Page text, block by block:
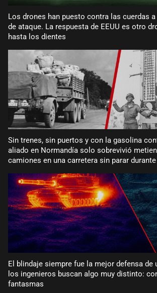
Los drones han puesto contra las cuerdas
de ataque. La respuesta de EEUU es otro
hasta los dientes
Sin trenes, sin puertos y con la gasolina
aliado en Normandía solo sobrevivió
camiones en una carretera sin parar
El blindaje siempre fue la mejor defensa de
los ingenieros buscan algo muy distinto:
fantasmas